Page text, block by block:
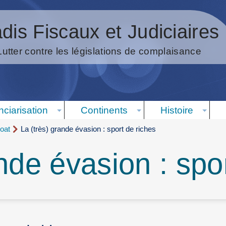
Fiscaux et Judiciaires
contre les législations de complaisance
Continents Histoire
La (très) grande évasion : sport de riches
évasion :